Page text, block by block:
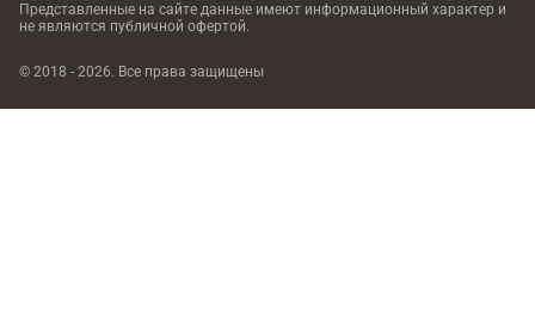
Представленные на сайте данные имеют информационный характер и
не являются публичной офертой.
© 2018 - 2026. Все права защищены